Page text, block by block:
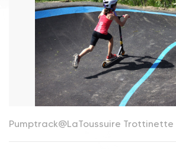
Pumptrack@LaToussuire Trottinette